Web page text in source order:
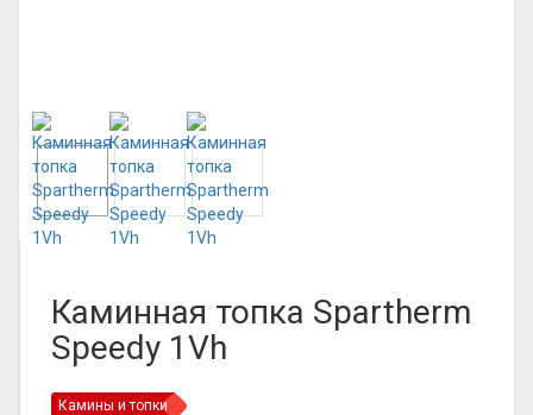
Каминная топка Spartherm
Speedy 1Vh
Камины и топки